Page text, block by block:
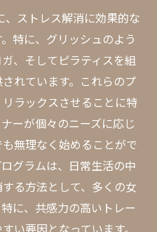
ストレス解消に効果的な
特に、グリッシュのよう
、そしてピラティスを組
れています。これらのプ
ラックスさせることに特
ーが個々のニーズに応じ
無理なく始めることがで
グラムは、日常生活の中
る方法として、多くの女
に、共感力の高いトレー
い要因となっています。